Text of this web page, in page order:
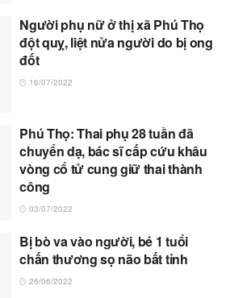
Người phụ nữ ở thị xã Phú Thọ
đột quỵ, liệt nửa người do bị ong
đốt
16/07/2022
Phú Thọ: Thai phụ 28 tuần đã
chuyển dạ, bác sĩ cấp cứu khâu
vòng cổ tử cung giữ thai thành
công
03/07/2022
Bị bò va vào người, bé 1 tuổi
chấn thương sọ não bất tỉnh
26/06/2022